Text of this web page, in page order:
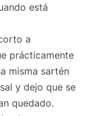
está
a
prácticamente
misma sartén
y dejo que se
quedado.